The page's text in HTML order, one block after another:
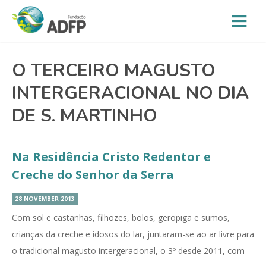
O TERCEIRO MAGUSTO
INTERGERACIONAL NO DIA
DE S. MARTINHO
Na Residência Cristo Redentor e
Creche do Senhor da Serra
28 NOVEMBER 2013
Com sol e castanhas, filhozes, bolos, geropiga e sumos,
crianças da creche e idosos do lar, juntaram-se ao ar livre para
o tradicional magusto intergeracional, o 3º desde 2011, com